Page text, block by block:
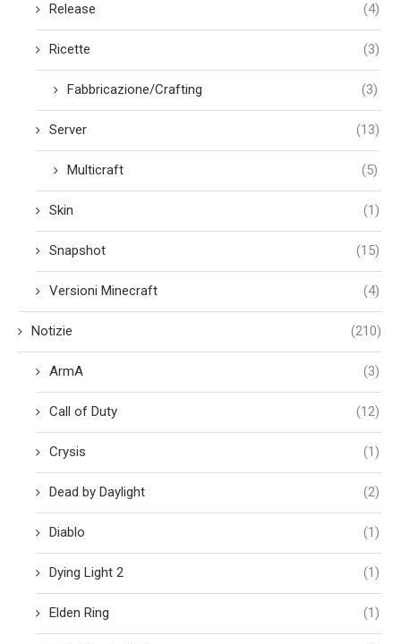
Release (4)
Ricette (3)
Fabbricazione/Crafting (3)
Server (13)
Multicraft (5)
Skin (1)
Snapshot (15)
Versioni Minecraft (4)
Notizie (210)
ArmA (3)
Call of Duty (12)
Crysis (1)
Dead by Daylight (2)
Diablo (1)
Dying Light 2 (1)
Elden Ring (1)